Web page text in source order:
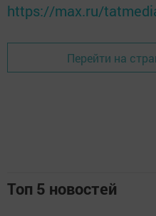
https://max.ru/
Перейти на
Топ 5 новостей